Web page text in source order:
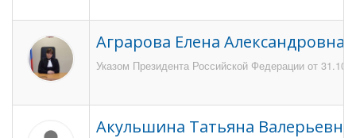
Аграрова Елена Александровна
Указом Президента Российской Федерации от
Акульшина Татьяна Валерьевна